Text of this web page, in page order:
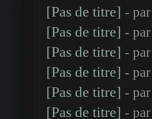
[Pas de titre] - par
[Pas de titre] - par
[Pas de titre] - par
[Pas de titre] - par
[Pas de titre] - par
[Pas de titre] - par